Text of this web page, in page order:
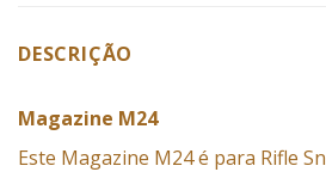
DESCRIÇÃO
Magazine M24
Este Magazine M24 é para Rifle